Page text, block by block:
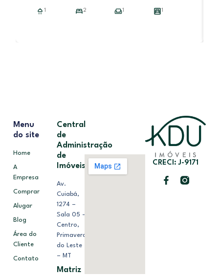
1 2 1 1
CRECI: J-9171
Menu
do site
Home
A
Empresa
Comprar
Alugar
Blog
Área do
Cliente
Contato
Central
de
Administração
de
Imóveis
Av.
Cuiabá,
1274 –
Sala 05 –
Centro,
Primavera
do Leste
– MT
Matriz